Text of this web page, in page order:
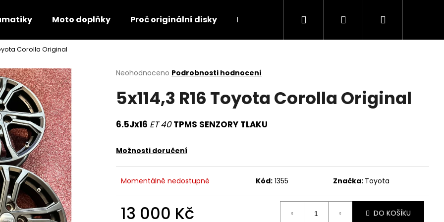
Moto doplňky Proč originální disky Doprava Kontakty
Hledat PřihlášeníNákupní
Corolla Original
Průměrné
produktu
je
z
5
Neohodnoceno Podrobnosti hodnocení
5x114,3 R16 Toyota Corolla Original
6.5Jx16 ET 40TPMS SENZORY TLAKU
Možnosti doručení
Momentálně nedostupné Kód: 1355 Značka: Toyota
13 000 Kč DO KOŠÍKU
Co potřebujete najít?
HLEDAT
Doporučujeme